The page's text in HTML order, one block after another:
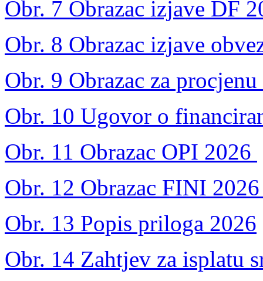
Obr. 7 Obrazac izjave DF
Obr. 8 Obrazac izjave
Obr. 9 Obrazac za
Obr. 10 Ugovor o
Obr. 11 Obrazac OPI 2026
Obr. 12 Obrazac FINI
Obr. 13 Popis priloga 2026
Obr. 14 Zahtjev za isplatu